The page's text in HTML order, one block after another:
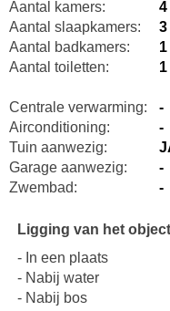
Aantal kamers:
4
Aantal slaapkamers:
3
Aantal badkamers:
1
Aantal toiletten:
1
Centrale verwarming:
-
Airconditioning:
-
Tuin aanwezig:
Garage aanwezig:
-
Zwembad:
-
Ligging van het
- In een plaats
- Nabij water
- Nabij bos